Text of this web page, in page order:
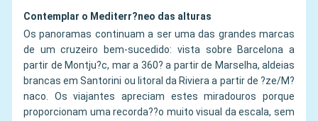
Contemplar o Mediterr?neo das alturas
Os panoramas continuam a ser uma das grandes marcas
de um cruzeiro bem-sucedido: vista sobre Barcelona a
partir de Montju?c, mar a 360? a partir de Marselha, aldeias
brancas em Santorini ou litoral da Riviera a partir de ?ze/M?
naco. Os viajantes apreciam estes miradouros porque
proporcionam uma recorda??o muito visual da escala, sem